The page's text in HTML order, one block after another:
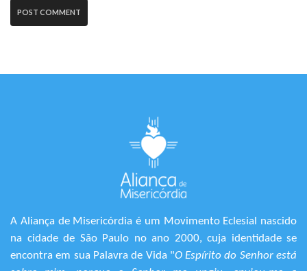
A Aliança de Misericórdia é um Movimento Eclesial nascido
na cidade de São Paulo no ano 2000, cuja identidade se
encontra em sua Palavra de Vida "O Espírito do Senhor está